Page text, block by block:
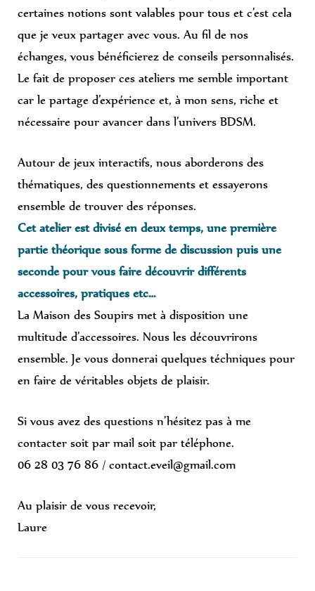
certaines notions sont valables pour tous et c’est cela
que je veux partager avec vous. Au fil de nos
échanges, vous bénéficierez de conseils personnalisés.
Le fait de proposer ces ateliers me semble important
car le partage d’expérience et, à mon sens, riche et
nécessaire pour avancer dans l’univers BDSM.
Autour de jeux interactifs, nous aborderons des
thématiques, des questionnements et essayerons
ensemble de trouver des réponses.
Cet atelier est divisé en deux temps, une première
partie théorique sous forme de discussion puis une
seconde pour vous faire découvrir différents
accessoires, pratiques etc…
La Maison des Soupirs met à disposition une
multitude d’accessoires. Nous les découvrirons
ensemble. Je vous donnerai quelques téchniques pour
en faire de véritables objets de plaisir.
Si vous avez des questions n’hésitez pas à me
contacter soit par mail soit par téléphone.
06 28 03 76 86 / contact.eveil@gmail.com
Au plaisir de vous recevoir,
Laure